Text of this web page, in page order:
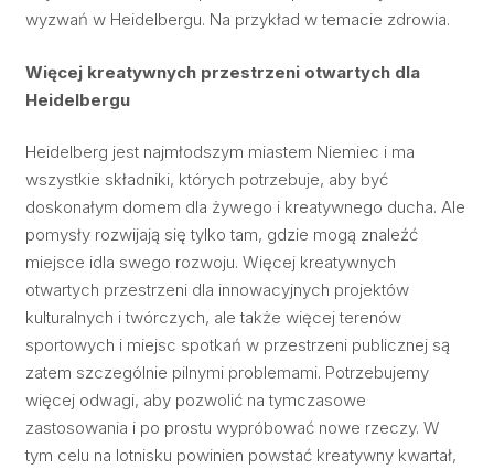
wyzwań w Heidelbergu. Na przykład w temacie zdrowia.
Więcej kreatywnych przestrzeni otwartych dla
Heidelbergu
Heidelberg jest najmłodszym miastem Niemiec i ma
wszystkie składniki, których potrzebuje, aby być
doskonałym domem dla żywego i kreatywnego ducha. Ale
pomysły rozwijają się tylko tam, gdzie mogą znaleźć
miejsce idla swego rozwoju. Więcej kreatywnych
otwartych przestrzeni dla innowacyjnych projektów
kulturalnych i twórczych, ale także więcej terenów
sportowych i miejsc spotkań w przestrzeni publicznej są
zatem szczególnie pilnymi problemami. Potrzebujemy
więcej odwagi, aby pozwolić na tymczasowe
zastosowania i po prostu wypróbować nowe rzeczy. W
tym celu na lotnisku powinien powstać kreatywny kwartał,